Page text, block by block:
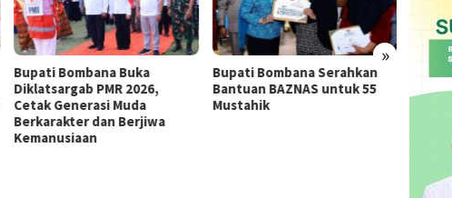
»
Bupati Bombana Buka
Diklatsargab PMR 2026,
Cetak Generasi Muda
Berkarakter dan Berjiwa
Kemanusiaan
Bupati Bombana Serahkan
Bantuan BAZNAS untuk 55
Mustahik